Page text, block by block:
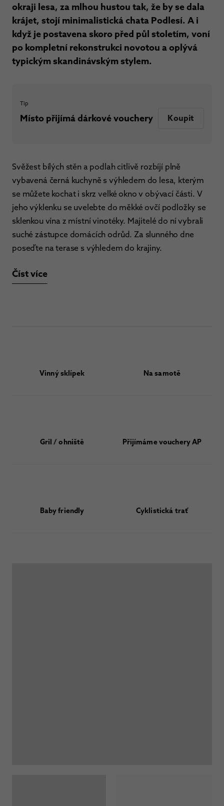
okraji lesa, za mlhou hustou tak, že by se dala
krájet, stojí minimalistická chata Podlesí. A i
když je postavena skoro před půl stoletím, voní
po kompletní rekonstrukci novotou a oplývá
typickým skandinávským stylem.
Tip
Místo přijímá dárkové vouchery Koupit
Svěžest bílých stěn a podlah citlivě rozbíjí plně
vybavená černá kuchyně s výhledem do lesa, kterým
se můžete kochat i skrz velké okno v obývací části. V
jeho výklenku se uvelebte do měkké ovčí podložky se
sklenkou vína z místní vinotéky. Majitelé do ní vybrali
suché zástupce domácích odrůd. Za slunného dne
poseďte na terase s výhledem do krajiny.
Číst více
Vinný sklípek Na samotě
Gril / ohniště Přijímáme vouchery AP
Baby friendly Cyklistická trať